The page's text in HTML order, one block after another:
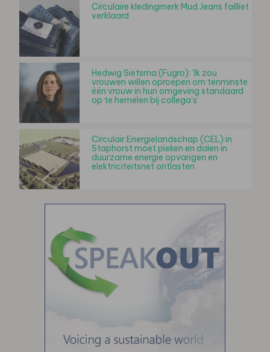
Circulaire kledingmerk Mud Jeans failliet
verklaard
Hedwig Sietsma (Fugro): ‘Ik zou
vrouwen willen oproepen om tenminste
één vrouw in hun omgeving standaard
op te hemelen bij collega’s’
Circulair Energielandschap (CEL) in
Staphorst moet pieken en dalen in
duurzame energie opvangen en
elektriciteitsnet ontlasten